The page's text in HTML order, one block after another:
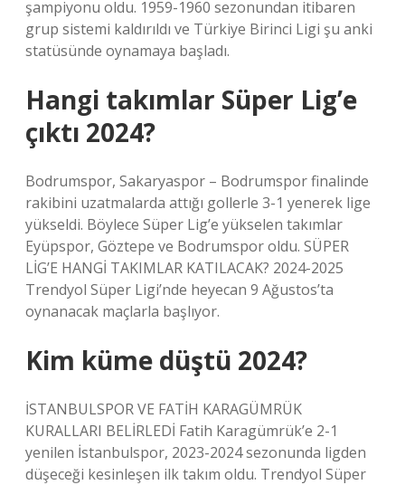
şampiyonu oldu. 1959-1960 sezonundan itibaren
grup sistemi kaldırıldı ve Türkiye Birinci Ligi şu anki
statüsünde oynamaya başladı.
Hangi takımlar Süper Lig’e
çıktı 2024?
Bodrumspor, Sakaryaspor – Bodrumspor finalinde
rakibini uzatmalarda attığı gollerle 3-1 yenerek lige
yükseldi. Böylece Süper Lig’e yükselen takımlar
Eyüpspor, Göztepe ve Bodrumspor oldu. SÜPER
LİG’E HANGİ TAKIMLAR KATILACAK? 2024-2025
Trendyol Süper Ligi’nde heyecan 9 Ağustos’ta
oynanacak maçlarla başlıyor.
Kim küme düştü 2024?
İSTANBULSPOR VE FATİH KARAGÜMRÜK
KURALLARI BELİRLEDİ Fatih Karagümrük’e 2-1
yenilen İstanbulspor, 2023-2024 sezonunda ligden
düşeceği kesinleşen ilk takım oldu. Trendyol Süper